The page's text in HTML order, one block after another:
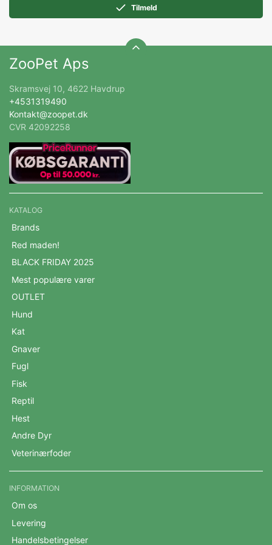
Tilmeld
ZooPet Aps
Skramsvej 10, 4622 Havdrup
+4531319490
Kontakt@zoopet.dk
CVR 42092258
KATALOG
Brands
Red maden!
BLACK FRIDAY 2025
Mest populære varer
OUTLET
Hund
Kat
Gnaver
Fugl
Fisk
Reptil
Hest
Andre Dyr
Veterinærfoder
INFORMATION
Om os
Levering
Handelsbetingelser